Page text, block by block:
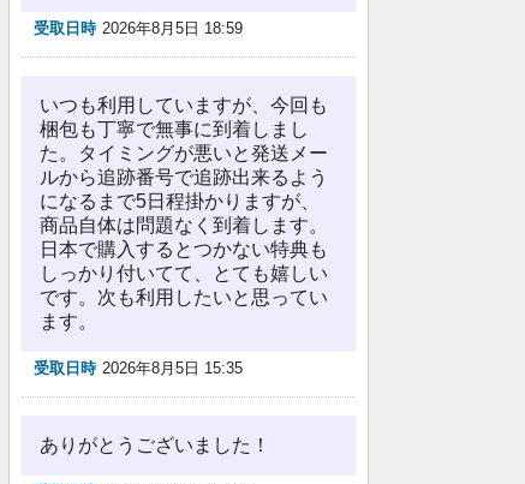
受取日時 2026年8月5日 18:59
いつも利用していますが、今回も
梱包も丁寧で無事に到着しまし
た。タイミングが悪いと発送メー
ルから追跡番号で追跡出来るよう
になるまで5日程掛かりますが、
商品自体は問題なく到着します。
日本で購入するとつかない特典も
しっかり付いてて、とても嬉しい
です。次も利用したいと思ってい
ます。
受取日時 2026年8月5日 15:35
ありがとうございました！